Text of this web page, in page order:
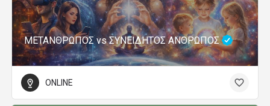
ΜΕΤΑΝΘΡΩΠΟΣ vs ΣΥΝΕΙΔΗΤΟΣ ΑΝΘΡΩΠΟΣ
ONLINE